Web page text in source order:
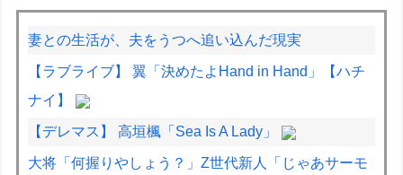
妻との生活が、夫をうつへ追い込んだ現実
【ラブライブ】 翼「決めたよHand in Hand」【ハチ
ナイ】
【デレマス】 高垣楓「Sea Is A Lady」
大将「何握りやしょう？」Z世代新人「じゃあサーモ